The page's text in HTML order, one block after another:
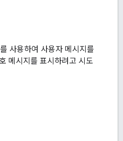
사용하여 사용자 메시지를
메시지를 표시하려고 시도